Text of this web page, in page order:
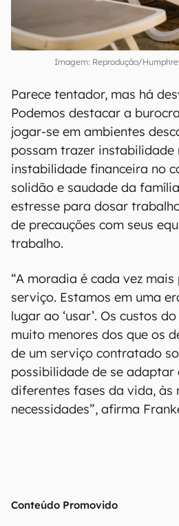
Imagem: Reprodução/
Parece tentador, mas há
Podemos destacar a
jogar-se em ambientes
possam trazer instabilidade
instabilidade financeira no
solidão e saudade da
estresse para dosar
de precauções com seus
trabalho.
“A moradia é cada vez
serviço. Estamos em uma
lugar ao ‘usar’. Os custos
muito menores dos que os
de um serviço contratado
possibilidade de se adaptar
diferentes fases da vida, às
necessidades”, afirma